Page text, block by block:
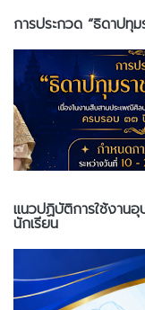
การประกวด “ธิดาปทุ
แนวปฏิบัติการใช้งาน
นักเรียน